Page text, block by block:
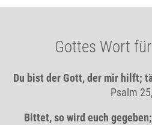
Gottes Wort
Du bist der Gott, der mir hilft;
Psalm
Bittet, so wird euch